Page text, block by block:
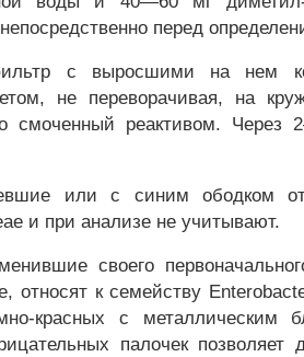
непосредственно перед
с выросшими на нем
не переворачивая, на
смоченный реактивом. Через
или с синим ободком
и при анализе не учитывают.
своего
относят к семейству
красных с металлическим
палочек позволяет